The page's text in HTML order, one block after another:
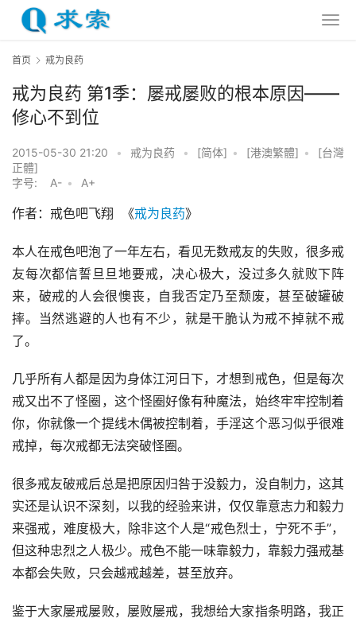
首页 戒为良药
戒为良药 第1季：屡戒屡败的根本原因——
修心不到位
2015-05-30 21:20 • 戒为良药 • [简体] • [港澳繁體] •
[台灣
正體]
字号:
A- • A+
作者：戒色吧飞翔  《戒为良药》
本人在戒色吧泡了一年左右，看见无数戒友的失败，很多戒
友每次都信誓旦旦地要戒，决心极大，没过多久就败下阵
来，破戒的人会很懊丧，自我否定乃至颓废，甚至破罐破
摔。当然逃避的人也有不少，就是干脆认为戒不掉就不戒
了。
几乎所有人都是因为身体江河日下，才想到戒色，但是每次
戒又出不了怪圈，这个怪圈好像有种魔法，始终牢牢控制着
你，你就像一个提线木偶被控制着，手淫这个恶习似乎很难
戒掉，每次戒都无法突破怪圈。
很多戒友破戒后总是把原因归咎于没毅力，没自制力，这其
实还是认识不深刻，以我的经验来讲，仅仅靠意志力和毅力
来强戒，难度极大，除非这个人是“戒色烈士，宁死不手”，
但这种忠烈之人极少。戒色不能一味靠毅力，靠毅力强戒基
本都会失败，只会越戒越差，甚至放弃。
鉴于大家屡戒屡败，屡败屡戒，我想给大家指条明路，我正